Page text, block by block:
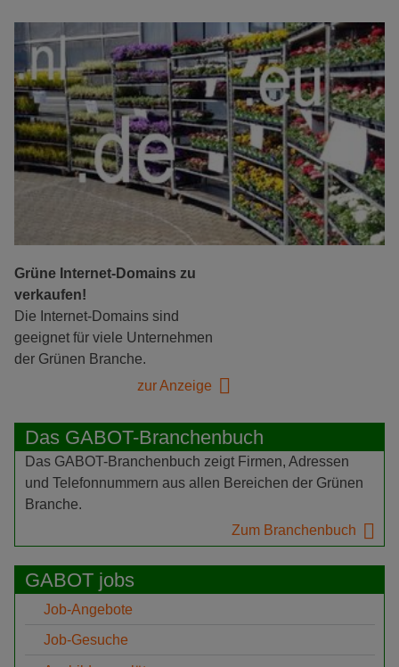
Grüne Internet-Domains zu
verkaufen!
Die Internet-Domains sind
geeignet für viele Unternehmen
der Grünen Branche.
zur Anzeige
Das GABOT-Branchenbuch
Das GABOT-Branchenbuch zeigt Firmen, Adressen
und Telefonnummern aus allen Bereichen der Grünen
Branche.
Zum Branchenbuch
GABOT jobs
Job-Angebote
Job-Gesuche